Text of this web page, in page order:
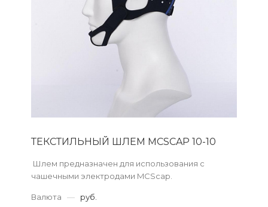
ТЕКСТИЛЬНЫЙ ШЛЕМ MCSCAP 10-10
Шлем предназначен для использования с
чашечными электродами MCScap.
Валюта — руб.